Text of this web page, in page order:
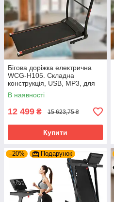
Бігова доріжка електрична
WCG-H105. Складна
конструкція, USB, MP3, для
домашнього використання
В наявності
12 499 ₴ 15 623,75 ₴
Купити
–20% Подарунок